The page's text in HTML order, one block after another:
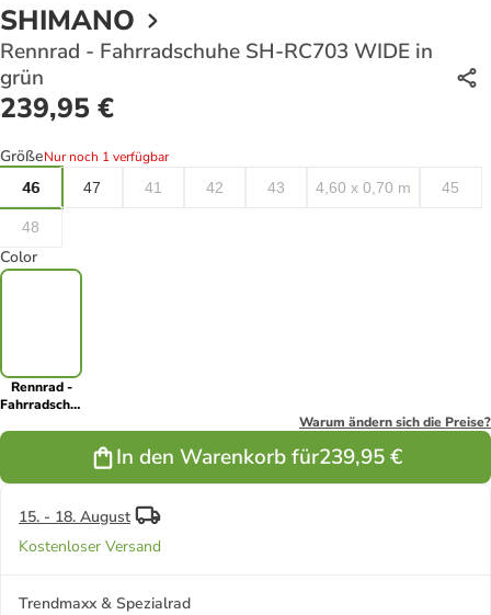
SHIMANO
Rennrad - Fahrradschuhe SH-RC703 WIDE in
grün
239,95 €
GrößeNur noch 1 verfügbar
46
47 41 42 43 4,60 x 0,70 m 45
48
Color
Rennrad -
Fahrradschuhe
WIDE in grün
Warum ändern sich die Preise?
In den Warenkorb für239,95 €
15. - 18. August
Kostenloser Versand
Trendmaxx & Spezialrad